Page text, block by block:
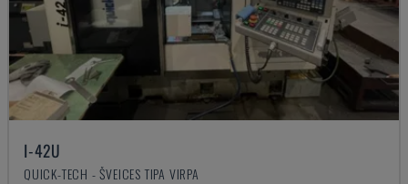
I-42U
QUICK-TECH - ŠVEICES TIPA VIRPA